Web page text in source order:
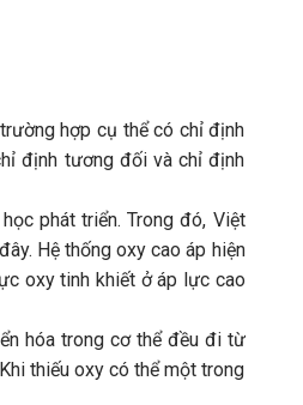
hợp cụ thể có chỉ định
định tương đối và chỉ định
phát triển. Trong đó, Việt
Hệ thống oxy cao áp hiện
oxy tinh khiết ở áp lực cao
hóa trong cơ thể đều đi từ
thiếu oxy có thể một trong